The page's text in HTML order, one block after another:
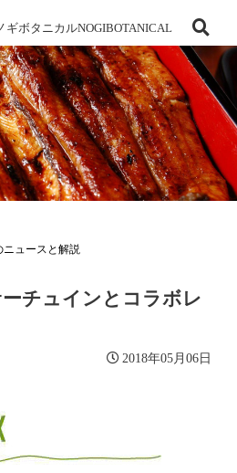
ニュースと解説
チュインとコラボレ
2018年05月06日
ギボタニカルNOGIBOTANICAL